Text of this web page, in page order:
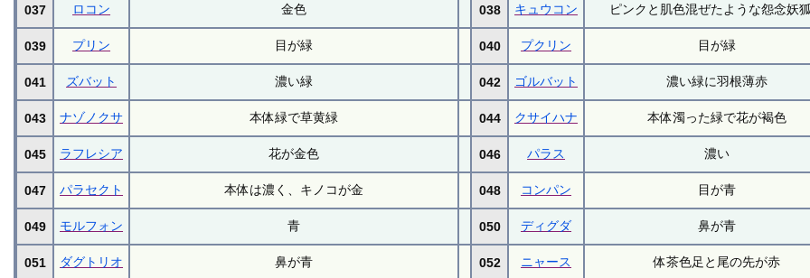
037 ロコン 金色 038 キュウコン ピンクと肌色混ぜたような怨念妖
039 プリン 目が緑 040 プクリン 目が緑
041 ズバット 濃い緑 042 ゴルバット 濃い緑に羽根薄赤
043 ナゾノクサ 本体緑で草黄緑 044 クサイハナ 本体濁った緑で花が褐色
045 ラフレシア 花が金色 046 パラス 濃い
047 パラセクト 本体は濃く、キノコが金 048 コンパン 目が青
049 モルフォン 青 050 ディグダ 鼻が青
051 ダグトリオ 鼻が青 052 ニャース 体茶色足と尾の先が赤